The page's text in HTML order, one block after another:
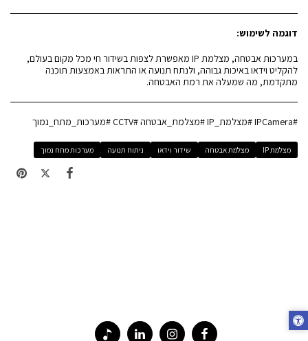
דוגמה לשימוש:
במערכות אבטחה, מצלמת IP מאפשרת לצפות בשידור חי מכל מקום בעולם,
להקליט וידאו באיכות גבוהה, ולנתח תנועה או התראות באמצעות תוכנה
מתקדמת, מה שמעלה את רמת האבטחה.
#IPCamera #מצלמת_IP #מצלמת_אבטחה #CCTV #מערכות_מתח_נמוך
מצלמת IP מצלמת אבטחה שידור וידאו ניתוח תנועה מערכות מתח נמוך